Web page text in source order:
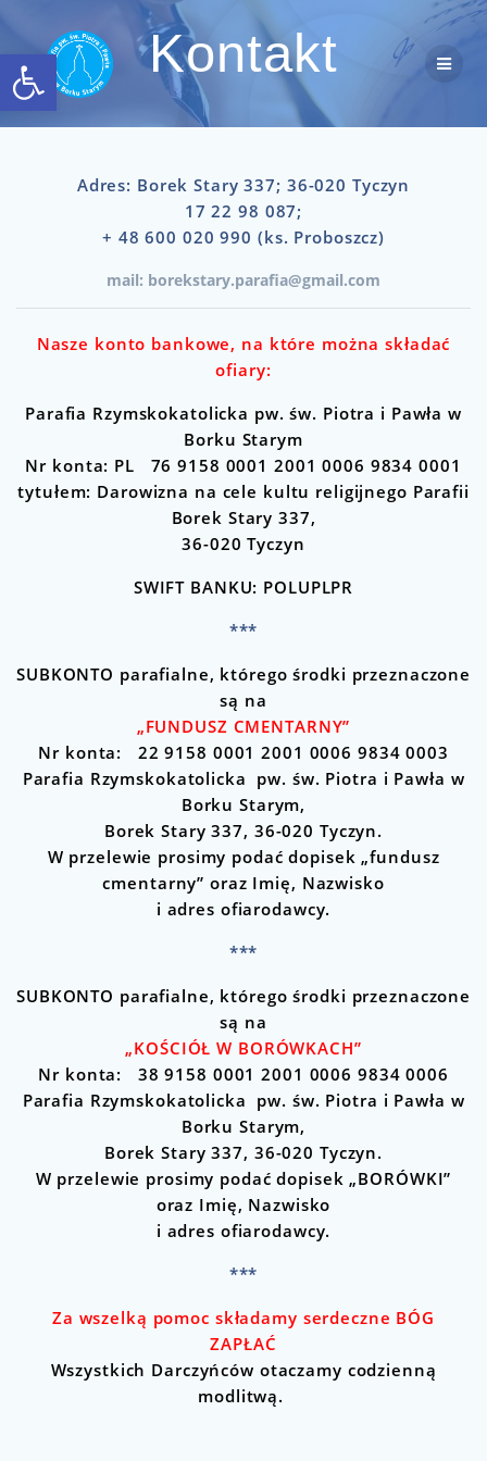
do
treści
Kontakt
Adres: Borek Stary 337; 36-020 Tyczyn
17 22 98 087;
+ 48 600 020 990 (ks. Proboszcz)
mail: borekstary.parafia@gmail.com
Nasze konto bankowe, na które można składać
ofiary:
Parafia Rzymskokatolicka pw. św. Piotra i Pawła w
Borku Starym
Nr konta: PL 76 9158 0001 2001 0006 9834 0001
tytułem: Darowizna na cele kultu religijnego Parafii
Borek Stary 337,
36-020 Tyczyn
SWIFT BANKU: POLUPLPR
***
SUBKONTO parafialne, którego środki przeznaczone
są na
„FUNDUSZ CMENTARNY”
Nr konta: 22 9158 0001 2001 0006 9834 0003
Parafia Rzymskokatolicka pw. św. Piotra i Pawła w
Borku Starym,
Borek Stary 337, 36-020 Tyczyn.
W przelewie prosimy podać dopisek „fundusz
cmentarny” oraz Imię, Nazwisko
i adres ofiarodawcy.
***
SUBKONTO parafialne, którego środki przeznaczone
są na
„KOŚCIÓŁ W BORÓWKACH”
Nr konta: 38 9158 0001 2001 0006 9834 0006
Parafia Rzymskokatolicka pw. św. Piotra i Pawła w
Borku Starym,
Borek Stary 337, 36-020 Tyczyn.
W przelewie prosimy podać dopisek „BORÓWKI”
oraz Imię, Nazwisko
i adres ofiarodawcy.
***
Za wszelką pomoc składamy serdeczne BÓG
ZAPŁAĆ
Wszystkich Darczyńców otaczamy codzienną
modlitwą.
Otwórz pasek narzędzi